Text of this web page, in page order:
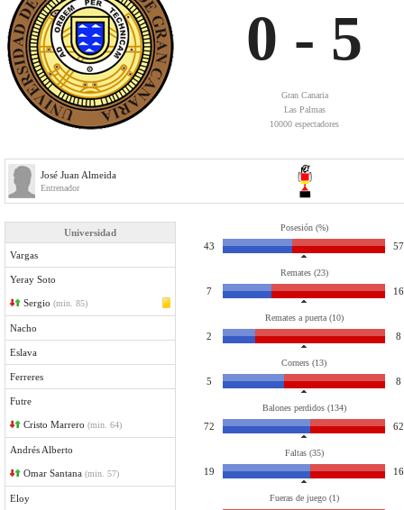
0 - 5
Gran Canaria
Las Palmas
10000 espectadores
José Juan Almeida
Entrenador
Universidad
Vargas
Yeray Soto
Sergio (min. 85)
Nacho
Eslava
Ferreres
Futre
Cristo Marrero (min. 64)
Andrés Alberto
Omar Santana (min. 57)
Eloy
Posesión (%)
43 57
Remates (23)
7 16
Remates a puerta (10)
2 8
Corners (13)
5 8
Balones perdidos (134)
72 62
Faltas (35)
19 16
Fueras de juego (1)